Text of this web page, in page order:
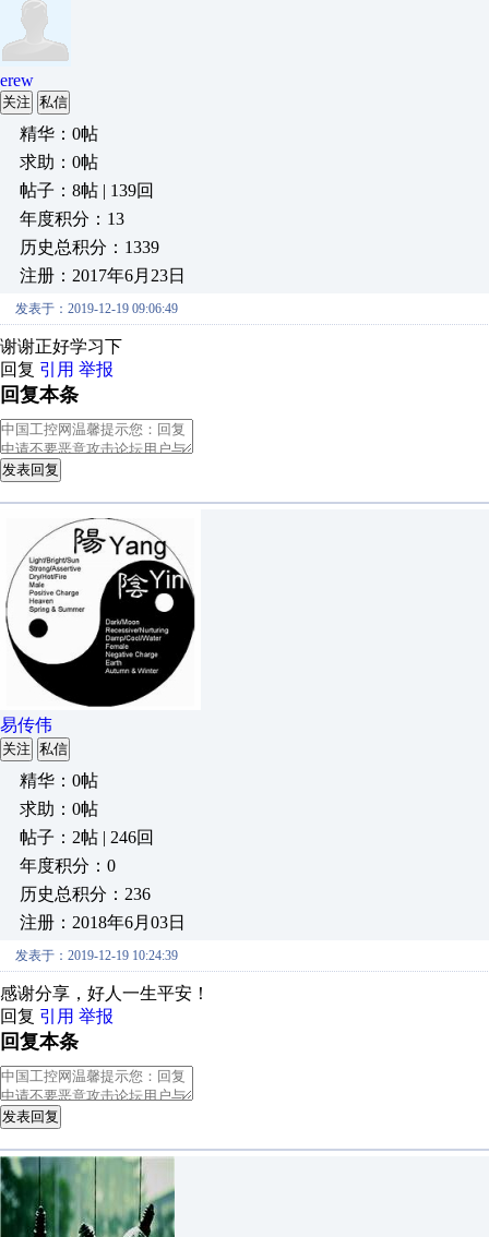
erew
关注 私信
精华：0帖
求助：0帖
帖子：8帖 | 139回
年度积分：13
历史总积分：1339
注册：2017年6月23日
发表于：2019-12-19 09:06:49
谢谢正好学习下
回复 引用 举报
回复本条
发表回复
易传伟
关注 私信
精华：0帖
求助：0帖
帖子：2帖 | 246回
年度积分：0
历史总积分：236
注册：2018年6月03日
发表于：2019-12-19 10:24:39
感谢分享，好人一生平安！
回复 引用 举报
回复本条
发表回复